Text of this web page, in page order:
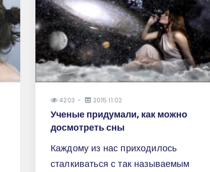
4203 2015.11.02
Ученые придумали, как можно
досмотреть сны
Каждому из нас приходилось
сталкиваться с так называемым